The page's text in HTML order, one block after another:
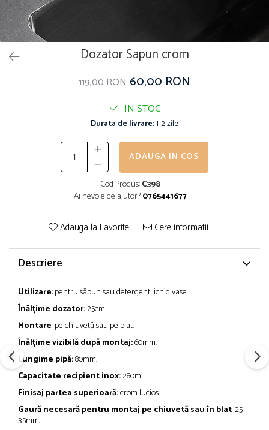
Dozator Sapun crom
119,00 RON 60,00 RON
IN STOC
Durata de livrare:1-2 zile
ADAUGA IN COS
Cod Produs:C398
Ai nevoie de ajutor?0765441677
Adauga la Favorite Cere informatii
Descriere
Utilizare: pentru săpun sau detergent lichid vase.
Înălțime dozator:25cm.
Montare: pe chiuvetă sau pe blat.
Înălțime vizibilă după montaj:60mm.
Lungime pipă:80mm.
Capacitate recipient inox:280ml.
Finisaj partea superioară:crom lucios.
Gaură necesară pentru montaj pe chiuvetă sau în blat: 25-
35mm.